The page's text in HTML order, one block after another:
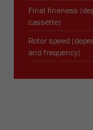
Final fineness
cassette)
Rotor speed
and frequency)